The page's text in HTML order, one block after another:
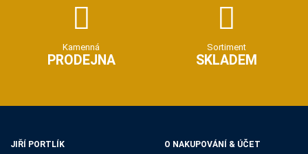
Kamenná
PRODEJNA
Sortiment
SKLADEM
JIŘÍ PORTLÍK O NAKUPOVÁNÍ & ÚČET